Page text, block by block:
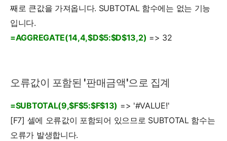
째로 큰값을 가져옵니다. SUBTOTAL 함수에는 없는 기능
입니다.
=AGGREGATE(14,4,$D$5:$D$13,2) => 32
오류값이 포함된 '판매금액'으로 집계
=SUBTOTAL(9,$F$5:$F$13) => '#VALUE!'
[F7] 셀에 오류값이 포함되어 있으므로 SUBTOTAL 함수는
오류가 발생합니다.